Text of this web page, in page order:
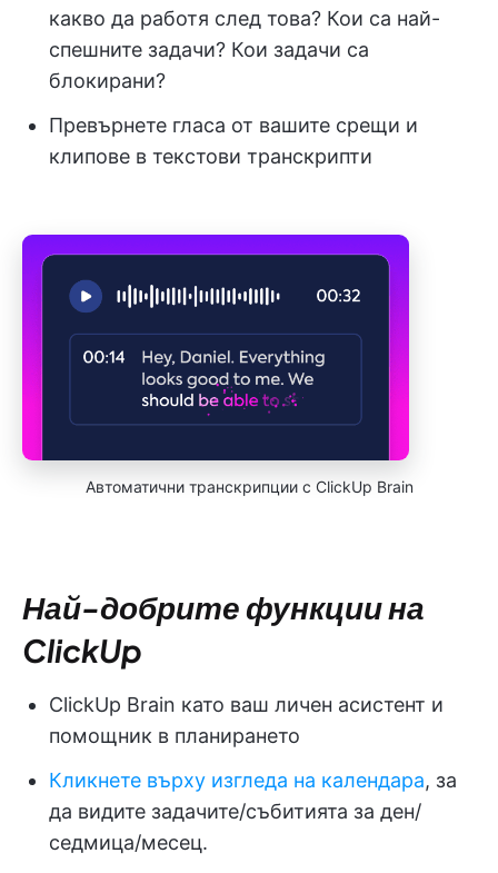
какво да работя след това? Кои са най-
спешните задачи? Кои задачи са
блокирани?
Превърнете гласа от вашите срещи и
клипове в текстови транскрипти
Автоматични транскрипции с ClickUp Brain
Най-добрите функции на
ClickUp
ClickUp Brain като ваш личен асистент и
помощник в планирането
Кликнете върху изгледа на календара, за
да видите задачите/събитията за ден/
седмица/месец.